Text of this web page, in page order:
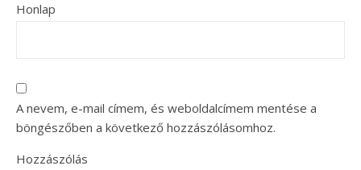
Honlap
A nevem, e-mail címem, és weboldalcímem mentése a
böngészőben a következő hozzászólásomhoz.
Hozzászólás